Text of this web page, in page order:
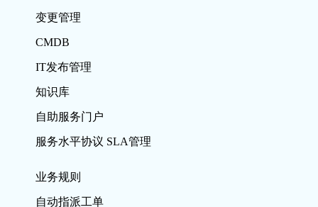
变更管理
CMDB
IT发布管理
知识库
自助服务门户
服务水平协议 SLA管理
业务规则
自动指派工单